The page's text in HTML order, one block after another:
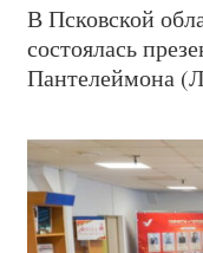
В Псковской
состоялась
Пантелеймона